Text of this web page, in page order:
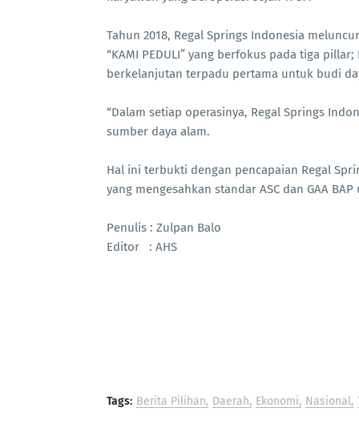
Tahun 2018, Regal Springs Indonesia
“KAMI PEDULI” yang berfokus pada tiga
berkelanjutan terpadu pertama untuk budi
“Dalam setiap operasinya, Regal Springs
sumber daya alam.
Hal ini terbukti dengan pencapaian Regal
yang mengesahkan standar ASC dan GAA
Penulis : Zulpan Balo
Editor : AHS
Tags: Berita Pilihan Daerah Ekonomi Nasional